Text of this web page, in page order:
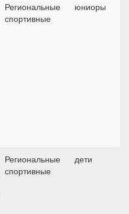
Региональные
спортивные
юниоры
Региональные
спортивные
дети